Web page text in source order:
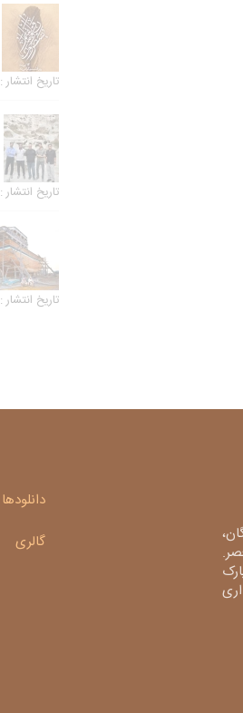
تاریخ انتشار : 21 خرداد 1403
تاریخ انتشار : 21 خرداد 1403
تاریخ انتشار : 21 خرداد 1403
دانلودها
گالری